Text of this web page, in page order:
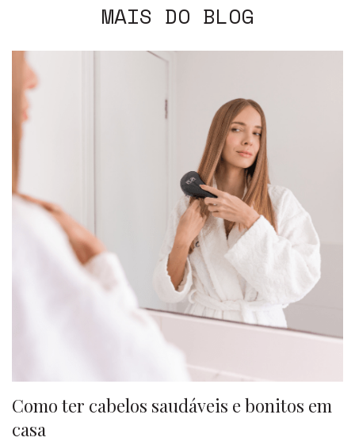
MAIS DO BLOG
Como ter cabelos saudáveis e bonitos em
casa